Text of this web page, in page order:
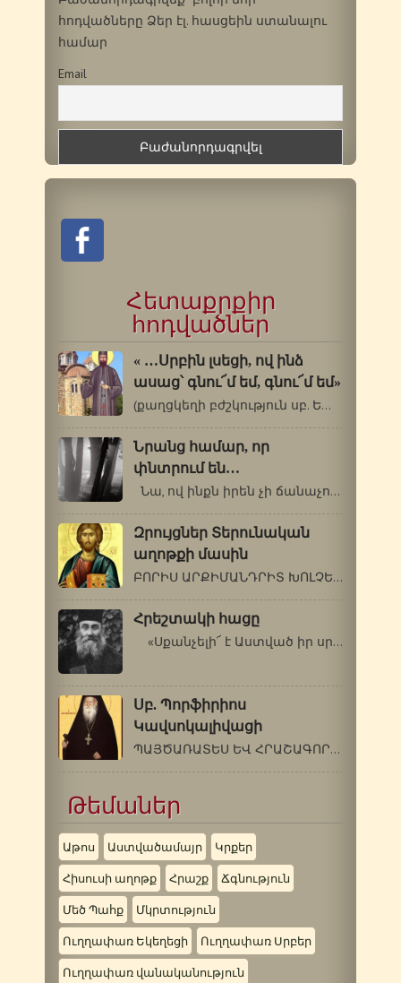
հոդվածները Ձեր էլ. հասցեին ստանալու
համար
Email
Հետաքրքիր
հոդվածներ
« …Սրբին լսեցի, ով ինձ
ասաց՝ գնու՜մ եմ, գնու՜մ եմ»
(քաղցկեղի բժշկություն սբ. Եփրեմի…
Նրանց համար, որ
փնտրում են…
Նա, ով ինքն իրեն չի ճանաչում, ո՛չ…
Զրույցներ Տերունական
աղոթքի մասին
ԲՈՐԻՍ ԱՐՔԻՄԱՆԴՐԻՏ ԽՈԼՉԵՎ (1895-1971) ԱՂՈԹՔԻ…
Հրեշտակի հացը
«Սքանչելի՜ է Աստված իր սրբերի…
Սբ. Պորֆիրիոս
Կավսոկալիվացի
ՊԱՅԾԱՌԱՏԵՍ ԵՎ ՀՐԱՇԱԳՈՐԾ Դեկտեմբերի…
Թեմաներ
Աթոս Աստվածամայր Կրքեր
Հիսուսի աղոթք Հրաշք Ճգնություն
Մեծ Պահք Մկրտություն
Ուղղափառ Եկեղեցի Ուղղափառ Սրբեր
Ուղղափառ վանականություն